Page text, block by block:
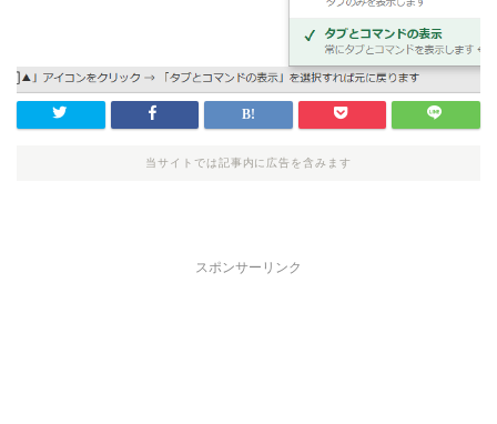
当サイトでは記事内に広告を含みます
スポンサーリンク